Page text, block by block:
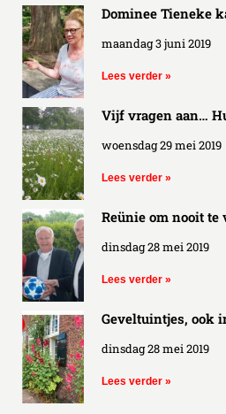
Dominee Tieneke
maandag 3 juni 2019
Lees verder »
Vijf vragen aan…
woensdag 29 mei 2019
Lees verder »
Reünie om nooit te
dinsdag 28 mei 2019
Lees verder »
Geveltuintjes, ook
dinsdag 28 mei 2019
Lees verder »